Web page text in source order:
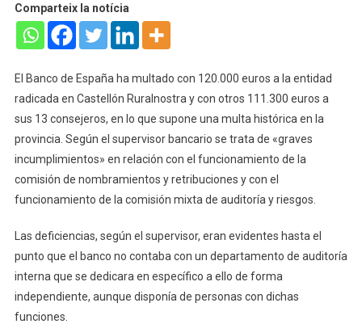
Comparteix la notícia
El Banco de España ha multado con 120.000 euros a la entidad
radicada en Castellón Ruralnostra y con otros 111.300 euros a
sus 13 consejeros, en lo que supone una multa histórica en la
provincia. Según el supervisor bancario se trata de «graves
incumplimientos» en relación con el funcionamiento de la
comisión de nombramientos y retribuciones y con el
funcionamiento de la comisión mixta de auditoría y riesgos.
Las deficiencias, según el supervisor, eran evidentes hasta el
punto que el banco no contaba con un departamento de auditoría
interna que se dedicara en específico a ello de forma
independiente, aunque disponía de personas con dichas
funciones.